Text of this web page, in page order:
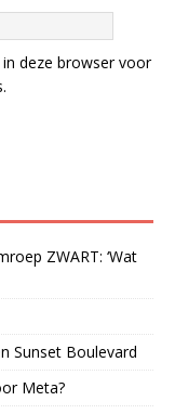
deze browser voor
ZWART: ‘Wat
Sunset Boulevard
Meta?